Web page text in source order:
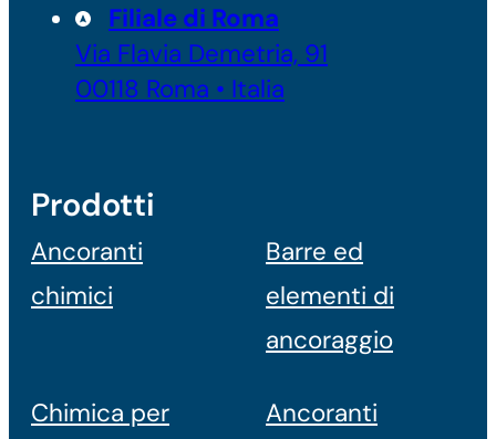
Filiale di Roma
Via Flavia Demetria, 91
00118 Roma • Italia
Prodotti
Ancoranti
chimici
Barre ed
elementi di
ancoraggio
Chimica per
Ancoranti